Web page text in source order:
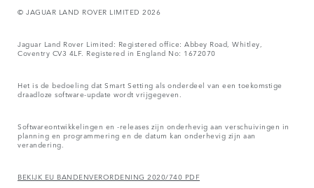
© JAGUAR LAND ROVER LIMITED 2026
Jaguar Land Rover Limited: Registered office: Abbey Road, Whitley,
Coventry CV3 4LF. Registered in England No: 1672070
Het is de bedoeling dat Smart Setting als onderdeel van een toekomstige
draadloze software-update wordt vrijgegeven.
Softwareontwikkelingen en -releases zijn onderhevig aan verschuivingen in
planning en programmering en de datum kan onderhevig zijn aan
verandering.
BEKIJK EU BANDENVERORDENING 2020/740 PDF